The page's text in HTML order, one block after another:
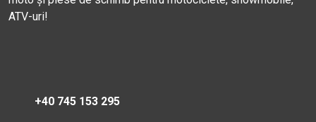
ATV-uri!
+40 745 153 295